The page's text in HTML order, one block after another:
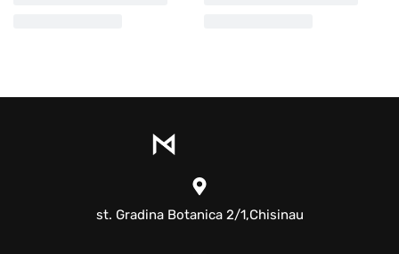
st. Gradina Botanica 2/1,Chisinau